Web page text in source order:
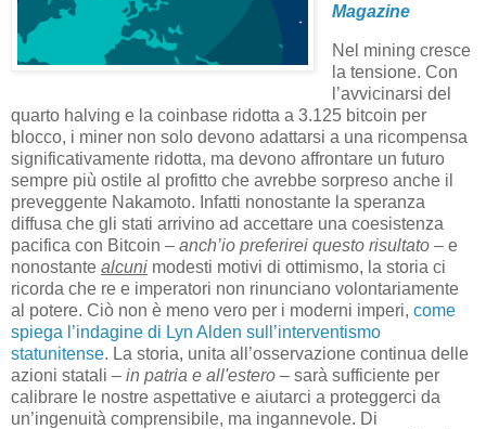
Magazine
Nel mining cresce
la tensione. Con
l’avvicinarsi del
quarto halving e la coinbase ridotta a 3.125 bitcoin per
blocco, i miner non solo devono adattarsi a una ricompensa
significativamente ridotta, ma devono affrontare un futuro
sempre più ostile al profitto che avrebbe sorpreso anche il
preveggente Nakamoto. Infatti nonostante la speranza
diffusa che gli stati arrivino ad accettare una coesistenza
pacifica con Bitcoin – anch’io preferirei questo risultato – e
nonostante alcuni modesti motivi di ottimismo, la storia ci
ricorda che re e imperatori non rinunciano volontariamente
al potere. Ciò non è meno vero per i moderni imperi, come
spiega l’indagine di Lyn Alden sull’interventismo
statunitense. La storia, unita all’osservazione continua delle
azioni statali – in patria e all'estero – sarà sufficiente per
calibrare le nostre aspettative e aiutarci a proteggerci da
un’ingenuità comprensibile, ma ingannevole. Di